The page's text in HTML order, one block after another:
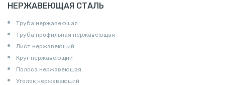
НЕРЖАВЕЮЩАЯ СТАЛЬ
Труба нержавеюшая
Труба профильная нержавеющая
Лист нержавеющий
Круг нержавеющий
Полоса нержавеющая
Уголок нержавеющий